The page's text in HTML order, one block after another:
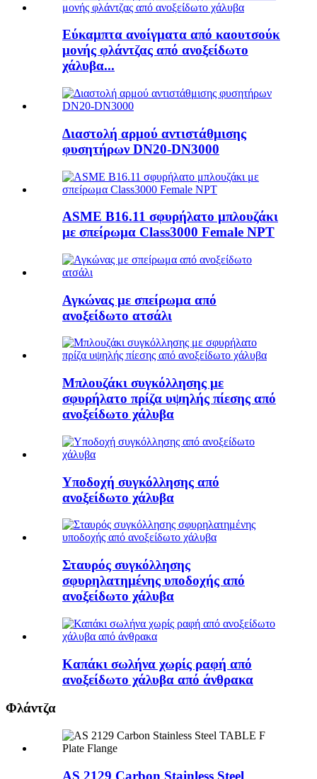
Εύκαμπτα ανοίγματα από καουτσούκ
μονής φλάντζας από ανοξείδωτο
χάλυβα...
Διαστολή αρμού αντιστάθμισης
φυσητήρων DN20-DN3000
ASME B16.11 σφυρήλατο μπλουζάκι
με σπείρωμα Class3000 Female NPT
Αγκώνας με σπείρωμα από
ανοξείδωτο ατσάλι
Μπλουζάκι συγκόλλησης με
σφυρήλατο πρίζα υψηλής πίεσης από
ανοξείδωτο χάλυβα
Υποδοχή συγκόλλησης από
ανοξείδωτο χάλυβα
Σταυρός συγκόλλησης
σφυρηλατημένης υποδοχής από
ανοξείδωτο χάλυβα
Καπάκι σωλήνα χωρίς ραφή από
ανοξείδωτο χάλυβα από άνθρακα
Φλάντζα
AS 2129 Carbon Stainless Steel